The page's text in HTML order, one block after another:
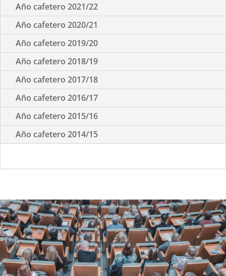
Año cafetero 2021/22
Año cafetero 2020/21
Año cafetero 2019/20
Año cafetero 2018/19
Año cafetero 2017/18
Año cafetero 2016/17
Año cafetero 2015/16
Año cafetero 2014/15